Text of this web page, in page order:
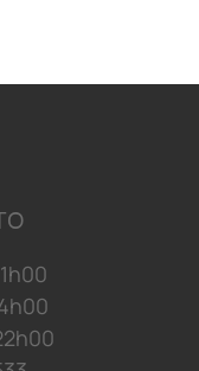
1h00
h00
2h00